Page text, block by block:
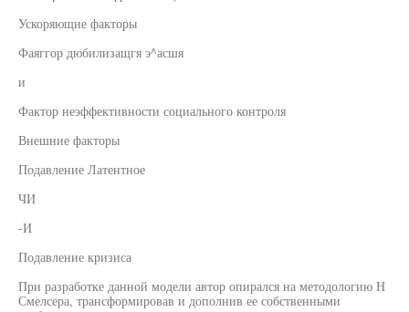
Ускоряющие факторы
Фаяггор дюбилизащгя э^асшя
и
Фактор неэффективности социального контроля
Внешние факторы
Подавление Латентное
ЧИ
-И
Подавление кризиса
При разработке данной модели автор опирался на методологию Н
Смелсера, трансформировав и дополнив ее собственными